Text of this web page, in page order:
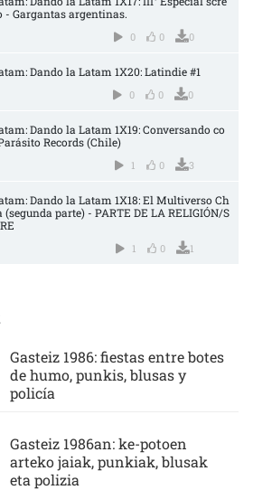
Gargantas argentinas.
0 0 0
Dando la Latam 1X20: Latindie #1
0 0 0
Dando la Latam 1X19: Conversando co
Records (Chile)
1 0 3
Dando la Latam 1X18: El Multiverso Ch
parte) - PARTE DE LA RELIGIÓN/S
1 0 1
Gasteiz 1986: fiestas entre botes
de humo, punkis, blusas y
policía
Gasteiz 1986an: ke-potoen
arteko jaiak, punkiak, blusak
eta polizia